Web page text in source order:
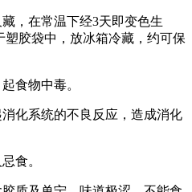
，在常温下经3天即变色生
胶袋中，放冰箱冷藏，约可保
食物中毒。
化系统的不良反应，造成消化
食。